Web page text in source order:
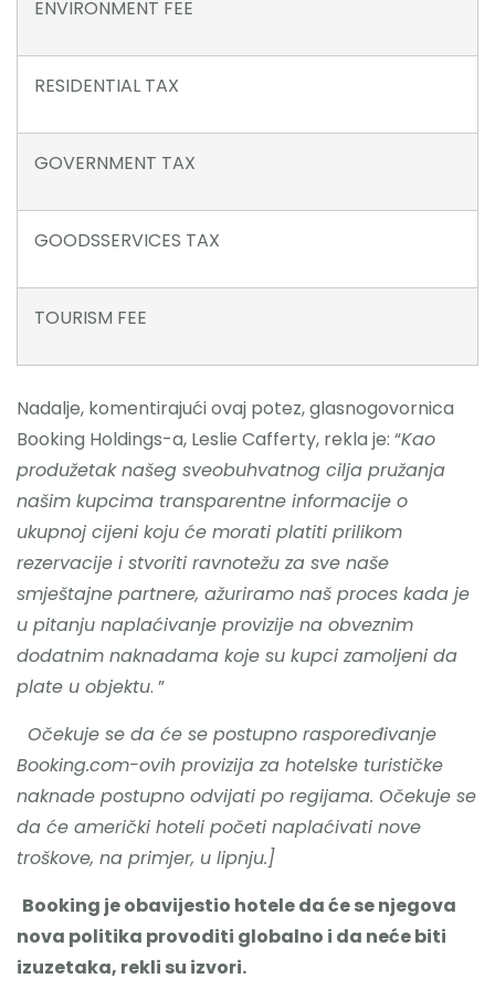
ENVIRONMENT FEE
RESIDENTIAL TAX
GOVERNMENT TAX
GOODSSERVICES TAX
TOURISM FEE
Nadalje, komentirajući ovaj potez, glasnogovornica
Booking Holdings-a, Leslie Cafferty, rekla je: “Kao
produžetak našeg sveobuhvatnog cilja pružanja
našim kupcima transparentne informacije o
ukupnoj cijeni koju će morati platiti prilikom
rezervacije i stvoriti ravnotežu za sve naše
smještajne partnere, ažuriramo naš proces kada je
u pitanju naplaćivanje provizije na obveznim
dodatnim naknadama koje su kupci zamoljeni da
plate u objektu. ”
Očekuje se da će se postupno raspoređivanje
Booking.com-ovih provizija za hotelske turističke
naknade postupno odvijati po regijama. Očekuje se
da će američki hoteli početi naplaćivati ​​nove
troškove, na primjer, u lipnju.]
Booking je obavijestio hotele da će se njegova
nova politika provoditi globalno i da neće biti
izuzetaka, rekli su izvori.